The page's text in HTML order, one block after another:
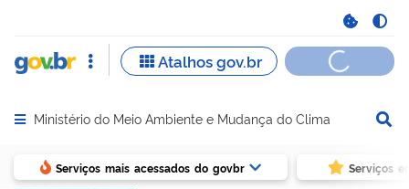
Abrir menu principal de navegação
Ministério do Meio Ambiente e Mudança do Clima
Serviços mais acessados do govbr Serviços